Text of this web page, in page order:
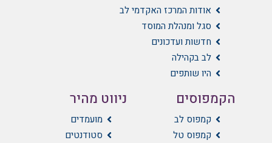
אודות המרכז האקדמי לב
סגל ומנהלת המוסד
חדשות ועדכונים
לב בקהילה
היו שותפים
הקמפוסים
קמפוס לב
קמפוס טל
ניווט מהיר
מועמדים
סטודנטים